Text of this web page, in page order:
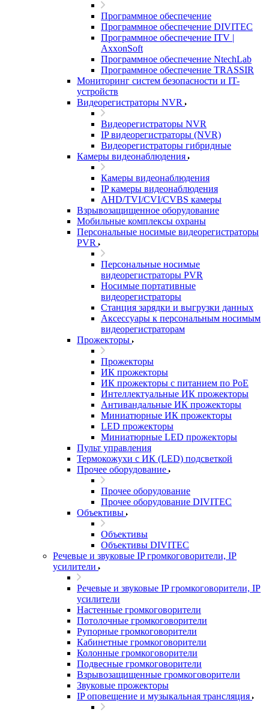
Программное обеспечение
Программное обеспечение DIVITEC
Программное обеспечение ITV |
AxxonSoft
Программное обеспечение NtechLab
Программное обеспечение TRASSIR
Мониторинг систем безопасности и IT-
устройств
Видеорегистраторы NVR
Видеорегистраторы NVR
IP видеорегистраторы (NVR)
Видеорегистраторы гибридные
Камеры видеонаблюдения
Камеры видеонаблюдения
IP камеры видеонаблюдения
AHD/TVI/CVI/CVBS камеры
Взрывозащищенное оборудование
Мобильные комплексы охраны
Персональные носимые видеорегистраторы
PVR
Персональные носимые
видеорегистраторы PVR
Носимые портативные
видеорегистраторы
Станция зарядки и выгрузки данных
Аксессуары к персональным носимым
видеорегистраторам
Прожекторы
Прожекторы
ИК прожекторы
ИК прожекторы с питанием по PoE
Интеллектуальные ИК прожекторы
Антивандальные ИК прожекторы
Миниатюрные ИК прожекторы
LED прожекторы
Миниатюрные LED прожекторы
Пульт управления
Термокожухи с ИК (LED) подсветкой
Прочее оборудование
Прочее оборудование
Прочее оборудование DIVITEC
Объективы
Объективы
Объективы DIVITEC
Речевые и звуковые IP громкоговорители, IP
усилители
Речевые и звуковые IP громкоговорители, IP
усилители
Настенные громкоговорители
Потолочные громкоговорители
Рупорные громкоговорители
Кабинетные громкоговорители
Колонные громкоговорители
Подвесные громкоговорители
Взрывозащищенные громкоговорители
Звуковые прожекторы
IP оповещение и музыкальная трансляция